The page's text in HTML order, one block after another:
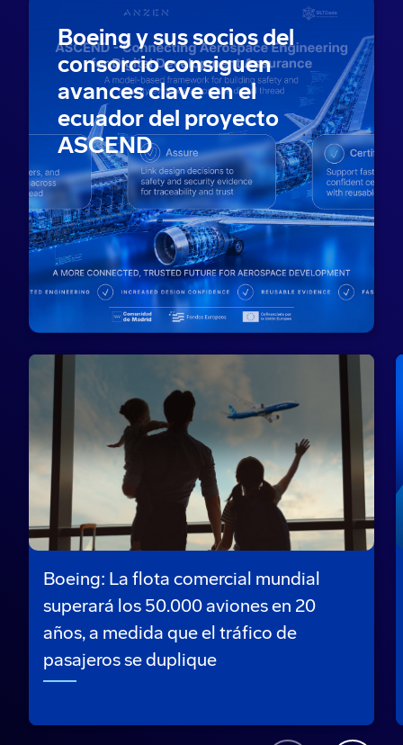
Boeing y sus socios del
consorcio consiguen
avances clave en el
ecuador del proyecto
ASCEND
Boeing: La flota comercial mundial
superará los 50.000 aviones en 20
años, a medida que el tráfico de
pasajeros se duplique